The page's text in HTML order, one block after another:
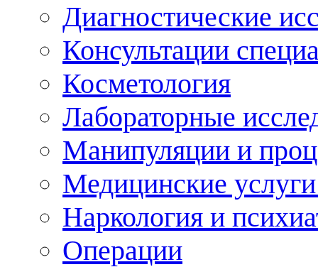
Диагностические
Консультации
Косметология
Лабораторные
Манипуляции и
Медицинские
Наркология и
Операции